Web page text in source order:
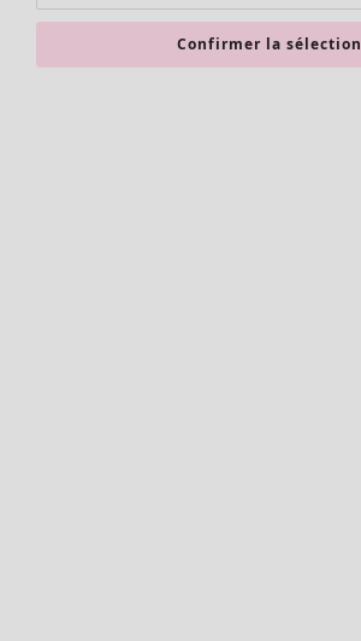
Bonnes affaires en soldes - jusqu'à -70
Confirmer la sélection